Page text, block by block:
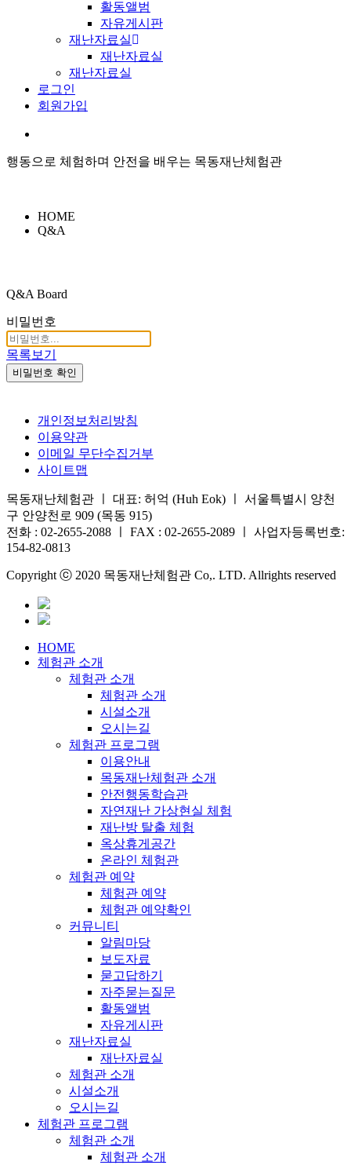
활동앨범
자유게시판
재난자료실
재난자료실
재난자료실
로그인
회원가입
행동으로 체험하며 안전을 배우는 목동재난체험관
HOME
Q&A
Q&A Board
비밀번호
목록보기
비밀번호 확인
개인정보처리방침
이용약관
이메일 무단수집거부
사이트맵
목동재난체험관 ㅣ 대표: 허억 (Huh Eok) ㅣ 서울특별시 양천
구 안양천로 909 (목동 915)
전화 : 02-2655-2088 ㅣ FAX : 02-2655-2089 ㅣ 사업자등록번호:
154-82-0813
Copyright ⓒ 2020 목동재난체험관 Co,. LTD. Allrights reserved
HOME
체험관 소개
체험관 소개
체험관 소개
시설소개
오시는길
체험관 프로그램
이용안내
목동재난체험관 소개
안전행동학습관
자연재난 가상현실 체험
재난방 탈출 체험
옥상휴게공간
온라인 체험관
체험관 예약
체험관 예약
체험관 예약확인
커뮤니티
알림마당
보도자료
묻고답하기
자주묻는질문
활동앨범
자유게시판
재난자료실
재난자료실
체험관 소개
시설소개
오시는길
체험관 프로그램
체험관 소개
체험관 소개